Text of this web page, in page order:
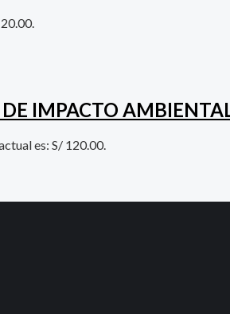
IMPACTO
es: S/ 120.00.